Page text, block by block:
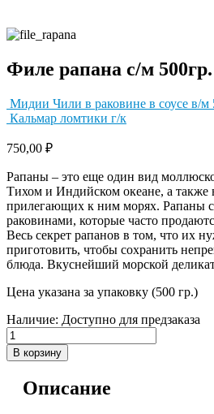
Филе рапана с/м 500гр.
Мидии Чили в раковине в соусе в/м
Кальмар ломтики г/к
750,00 ₽
Рапаны – это еще один вид
Тихом и Индийском океане, а также
прилегающих к ним морях. Рапаны
раковинами, которые часто
Весь секрет рапанов в том, что их
приготовить, чтобы сохранить
блюда. Вкуснейший морской
Цена указана за упаковку (500 гр.)
Наличие: Доступно для предзаказа
В корзину
Описание